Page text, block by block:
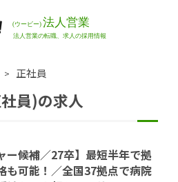
正社員
員)の求人
ー候補／27卒】最短半年で拠
も可能！／全国37拠点で病院